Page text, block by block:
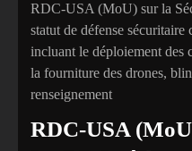
RDC-USA (MoU) sur la
statut de défense sécuritaire
incluant le déploiement des
la fourniture des drones,
renseignement
RDC-USA